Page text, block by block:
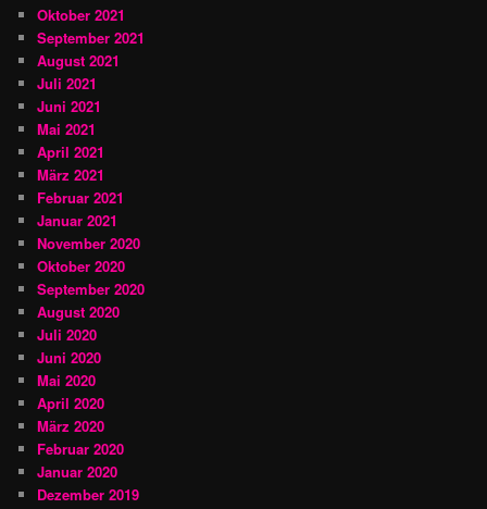
Oktober 2021
September 2021
August 2021
Juli 2021
Juni 2021
Mai 2021
April 2021
März 2021
Februar 2021
Januar 2021
November 2020
Oktober 2020
September 2020
August 2020
Juli 2020
Juni 2020
Mai 2020
April 2020
März 2020
Februar 2020
Januar 2020
Dezember 2019